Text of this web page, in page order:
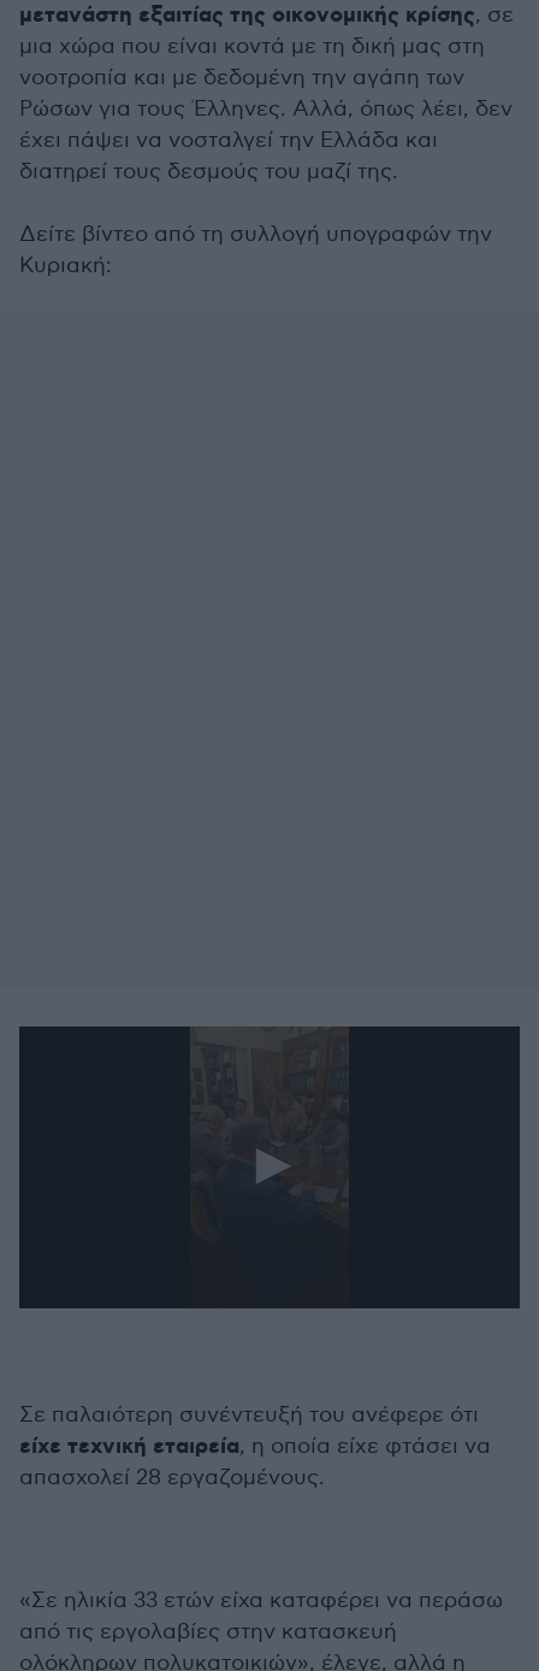
μετανάστη εξαιτίας της οικονομικής κρίσης, σε
μια χώρα που είναι κοντά με τη δική μας στη
νοοτροπία και με δεδομένη την αγάπη των
Ρώσων για τους Έλληνες. Αλλά, όπως λέει, δεν
έχει πάψει να νοσταλγεί την Ελλάδα και
διατηρεί τους δεσμούς του μαζί της.
Δείτε βίντεο από τη συλλογή υπογραφών την
Κυριακή:
14
seconds
Σε παλαιότερη συνέντευξή του ανέφερε ότι
είχε τεχνική εταιρεία, η οποία είχε φτάσει να
απασχολεί 28 εργαζομένους.
«Σε ηλικία 33 ετών είχα καταφέρει να περάσω
από τις εργολαβίες στην κατασκευή
ολόκληρων πολυκατοικιών», έλεγε, αλλά η